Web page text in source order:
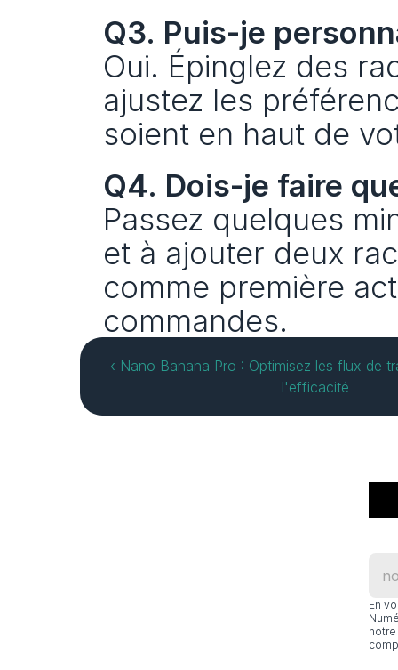
Q3. Puis-je
Oui. Épinglez des
ajustez les
soient en haut de
Q4. Dois-je faire
Passez quelques
et à ajouter deux
comme première
commandes.
‹ Nano Banana Pro : Optimisez les flux de
l'efficacité
En